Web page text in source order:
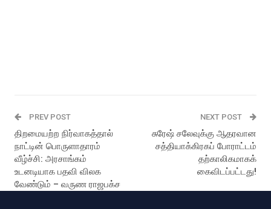
PREV POST
திறமையற்ற நிர்வாகத்தால்
நாட்டின் பொருளாதாரம்
வீழ்ச்சி: அரசாங்கம்
உடனடியாக பதவி விலக
வேண்டும் – வருண ராஜபக்ச
NEXT POST
சுரேஷ் சலேவுக்கு ஆதரவான
சத்தியாக்கிரகப் போராட்டம்
தற்காலிகமாகக்
கைவிடப்பட்டது!